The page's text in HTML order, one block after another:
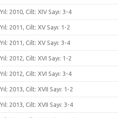
Yıl: 2010, Cilt: XIV Sayı: 3-4
Yıl: 2011, Cilt: XV Sayı: 1-2
Yıl: 2011, Cilt: XV Sayı: 3-4
Yıl: 2012, Cilt: XVI Sayı: 1-2
Yıl: 2012, Cilt: XVI Sayı: 3-4
Yıl: 2013, Cilt: XVII Sayı: 1-2
Yıl: 2013, Cilt: XVII Sayı: 3-4